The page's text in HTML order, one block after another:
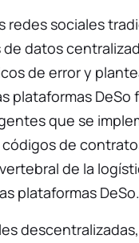
redes sociales
de datos
de error y
plataformas DeSo
que se
códigos de
de la
plataformas DeSo.